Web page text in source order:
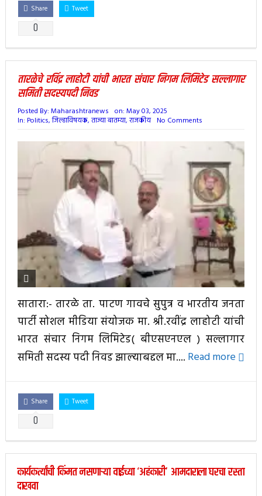
साखरवाडी जिल्हा परिषद व पंचायत समिती गटांत कोण आहेत
इच्छुक उमेदवार ?
Share
0
Tweet
तारळेचे रविंद्र लाहोटी यांची भारत संचार निगम लिमिटेड सल्लागार
समिती सदस्यपदी निवड
Posted By: Maharashtranews on: May 03, 2025
In: Politics,जिल्हाविषयक, ताज्या बातम्या, राजकीय No Comments
सातारा:- तारळे ता. पाटण गावचे सुपुत्र व भारतीय जनता
पार्टी सोशल मीडिया संयोजक मा. श्री.रवींद्र लाहोटी यांची
भारत संचार निगम लिमिटेड( बीएसएनएल ) सल्लागार
समिती सदस्य पदी निवड झाल्याबद्दल मा.... Read more
Share
0
Tweet
कार्यकर्त्यांची किंमत नसणाऱ्या वाईच्या ‘अहंकारी’ आमदाराला घरचा रस्ता
दाखवा